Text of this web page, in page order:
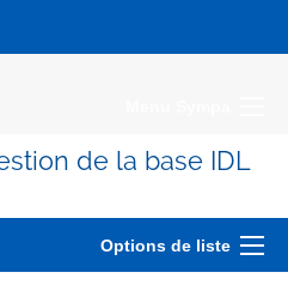
de la base IDL
Options de liste